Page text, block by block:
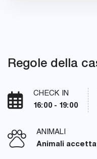
Regole della
CHECK IN
16:00 - 19:00
ANIMALI
Animali